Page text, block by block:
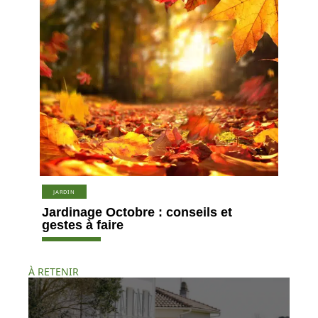
JARDIN
Jardinage Octobre : conseils et
gestes à faire
À RETENIR